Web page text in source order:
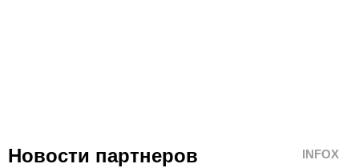
Новости партнеров INFOX